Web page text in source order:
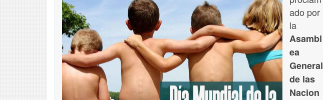
ado por
la
Asambl
ea
General
de las
Nacion